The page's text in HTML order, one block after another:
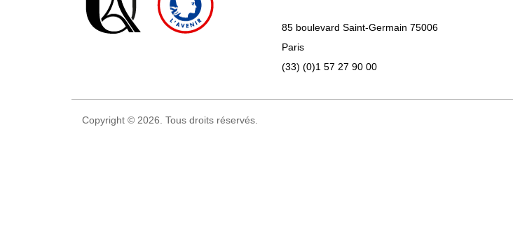
85 boulevard Saint-Germain 75006
Paris
(33) (0)1 57 27 90 00
Copyright © 2026. Tous droits réservés.